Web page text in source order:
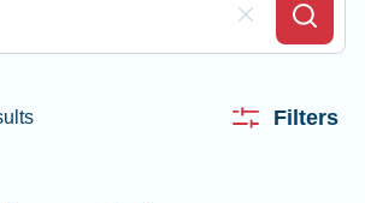
Clear Field
Search
Filters